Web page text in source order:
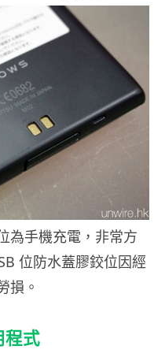
為手機充電，非常方
位防水蓋膠鉸位因經
損。
程式